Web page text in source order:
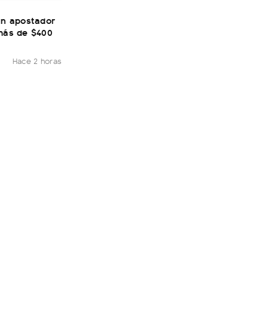
apostador
de $400
Hace 2 horas